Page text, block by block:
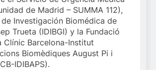
de Madrid – SUMMA 112),
Investigación Biomédica de
Trueta (IDIBGI) y la Fundació
Clínic Barcelona-Institut
Biomèdiques August Pi i
IDIBAPS).